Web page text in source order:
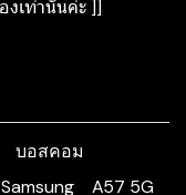
เท่านั้นค่ะ ]]
บอสคอม
Samsung
A57 5G